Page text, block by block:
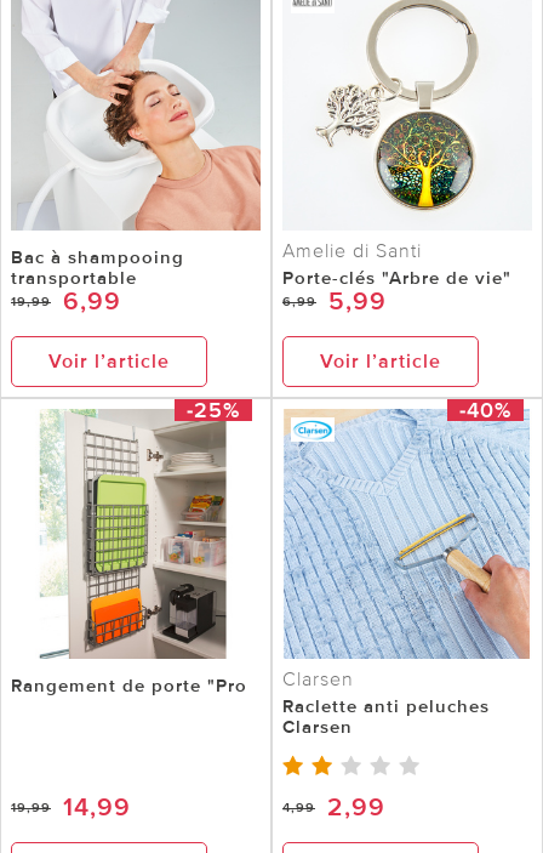
Bac à shampooing
transportable
19,99 6,99
Voir l’article
Amelie di Santi
Porte-clés "Arbre de vie"
6,99 5,99
Voir l’article
-25%
Rangement de porte "Pro
19,99 14,99
-40%
Clarsen
Raclette anti peluches
Clarsen
4,99 2,99